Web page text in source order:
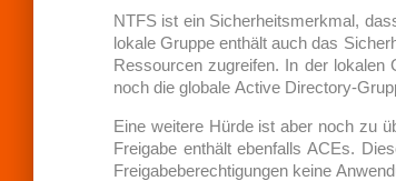
A
T
N
G
NTFS ist ein Sicherheitsmerkmal,
lokale Gruppe enthält auch das
Ressourcen zugreifen. In der lokalen
noch die globale Active Directory-
Eine weitere Hürde ist aber noch zu
Freigabe enthält ebenfalls ACEs.
Freigabeberechtigungen keine